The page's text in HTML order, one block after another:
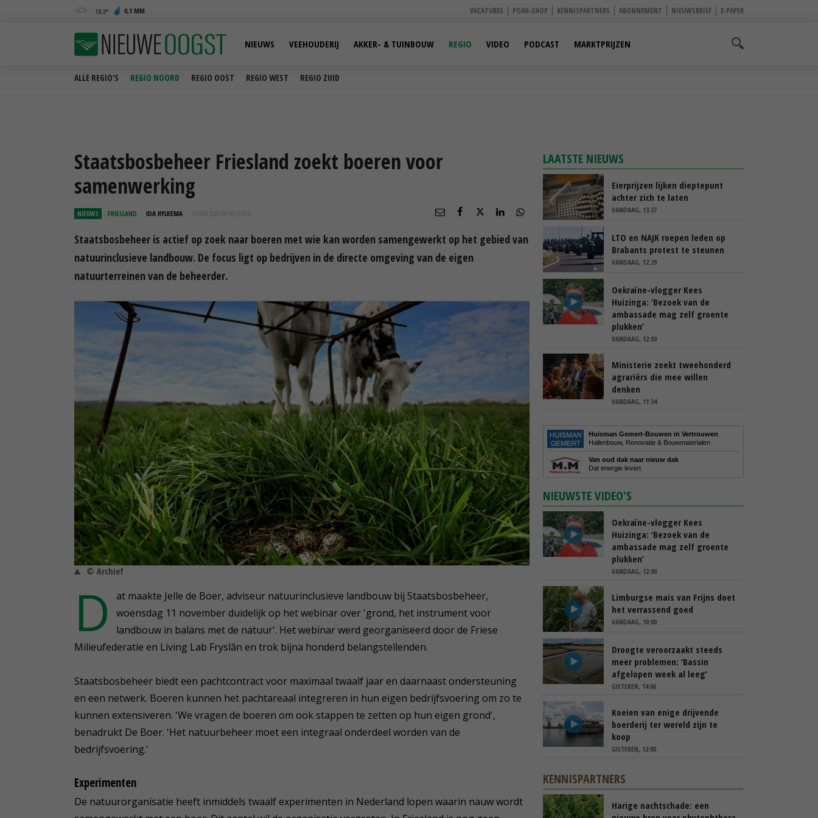
18,8 0,1 MM VACATURES POAH-SHOP KENNISPARTNERS ABONNEMENT NIEUWSBRIEF E-PAPER
ALLE REGIO'S REGIO NOORD REGIO OOST REGIO WEST REGIO ZUID
NIEUWS VEEHOUDERIJ AKKER- & TUINBOUW REGIO VIDEO PODCAST MARKTPRIJZEN
Staatsbosbeheer Friesland zoekt boeren voor
samenwerking
NIEUWS FRIESLAND IDA HYLKEMA 12 NOV 2020 OM 09:37
Staatsbosbeheer is actief op zoek naar boeren met wie kan worden samengewerkt op het gebied van
natuurinclusieve landbouw. De focus ligt op bedrijven in de directe omgeving van de eigen
natuurterreinen van de beheerder.
© Archief
D
at maakte Jelle de Boer, adviseur natuurinclusieve landbouw bij Staatsbosbeheer,
woensdag 11 november duidelijk op het webinar over 'grond, het instrument voor
landbouw in balans met de natuur'. Het webinar werd georganiseerd door de Friese
Milieufederatie en Living Lab Fryslân en trok bijna honderd belangstellenden.
Staatsbosbeheer biedt een pachtcontract voor maximaal twaalf jaar en daarnaast ondersteuning
en een netwerk. Boeren kunnen het pachtareaal integreren in hun eigen bedrijfsvoering om zo te
kunnen extensiveren. 'We vragen de boeren om ook stappen te zetten op hun eigen grond',
benadrukt De Boer. 'Het natuurbeheer moet een integraal onderdeel worden van de
bedrijfsvoering.'
Experimenten
De natuurorganisatie heeft inmiddels twaalf experimenten in Nederland lopen waarin nauw wordt
LAATSTE NIEUWS
Eierprijzen lijken dieptepunt
achter zich te laten
VANDAAG, 13:27
LTO en NAJK roepen leden op
Brabants protest te steunen
VANDAAG, 12:29
Oekraïne-vlogger Kees
Huizinga: ‘Bezoek van de
ambassade mag zelf groente
plukken’
VANDAAG, 12:00
Ministerie zoekt tweehonderd
agrariërs die mee willen
denken
VANDAAG, 11:34
Huisman Gemert-Bouwen in Vertrouwen
Hallenbouw, Renovatie & Bouwmaterialen
Van oud dak naar nieuw dak
Dat energie levert.
NIEUWSTE VIDEO'S
Oekraïne-vlogger Kees
Huizinga: ‘Bezoek van de
ambassade mag zelf groente
plukken’
VANDAAG, 12:00
Limburgse mais van Frijns doet
het verrassend goed
VANDAAG, 10:00
Droogte veroorzaakt steeds
meer problemen: ‘Bassin
afgelopen week al leeg’
GISTEREN, 14:06
Koeien van enige drijvende
boerderij ter wereld zijn te
koop
GISTEREN, 12:00
KENNISPARTNERS
Harige nachtschade: een